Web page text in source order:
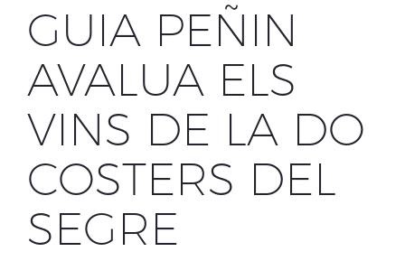
GUIA PEÑIN
AVALUA ELS
VINS DE LA DO
COSTERS DEL
SEGRE